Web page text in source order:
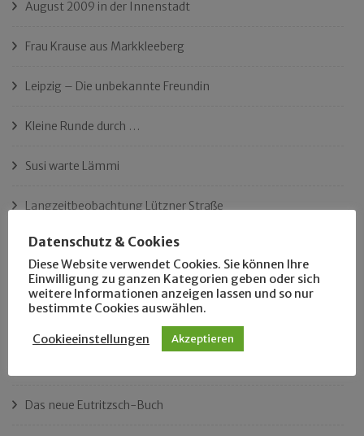
August 2009 in der Innenstadt
Frau Krause aus Markkleeberg
Leipzig – Die unbekannte Freundin
Kleine Runde durch …
Susi warte Lämmi
Langzeitbeobachtung Lützner Straße
Klassefahrer Edgar Krannich
Der Name Tonelli
Ist das Leipzigs längster Platz?
Das neue Eutritzsch-Buch
Datenschutz & Cookies
Diese Website verwendet Cookies. Sie können Ihre
Einwilligung zu ganzen Kategorien geben oder sich
weitere Informationen anzeigen lassen und so nur
bestimmte Cookies auswählen.
Cookieeinstellungen Akzeptieren